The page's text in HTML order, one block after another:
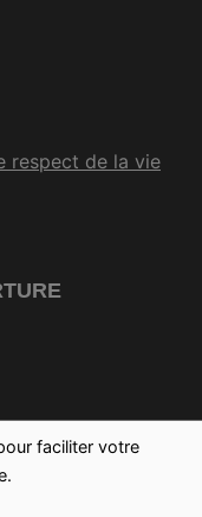
faciliter votre
respect de la vie